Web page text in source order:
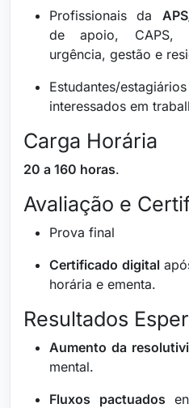
Profissionais da
de apoio, CAPS,
urgência, gestão e
Estudantes/
interessados em
Carga Horária
20 a 160 horas.
Avaliação e
Prova final
Certificado digital
horária e ementa.
Resultados
Aumento da
mental.
Fluxos pactuados